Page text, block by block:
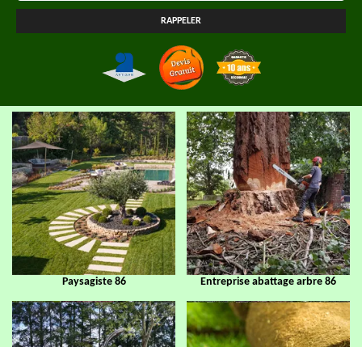
Paysagiste 86 Entreprise abattage arbre 86